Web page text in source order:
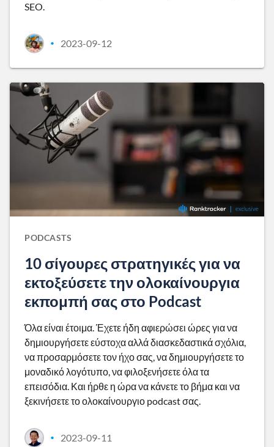
SEO.
• 2023-09-12
PODCASTS
10 σίγουρες στρατηγικές για να
εκτοξεύσετε την ολοκαίνουργια
εκπομπή σας στο Podcast
Όλα είναι έτοιμα. Έχετε ήδη αφιερώσει ώρες για να
δημιουργήσετε εύστοχα αλλά διασκεδαστικά σχόλια,
να προσαρμόσετε τον ήχο σας, να δημιουργήσετε το
μοναδικό λογότυπο, να φιλοξενήσετε όλα τα
επεισόδια. Και ήρθε η ώρα να κάνετε το βήμα και να
ξεκινήσετε το ολοκαίνουργιο podcast σας.
• 2023-09-11